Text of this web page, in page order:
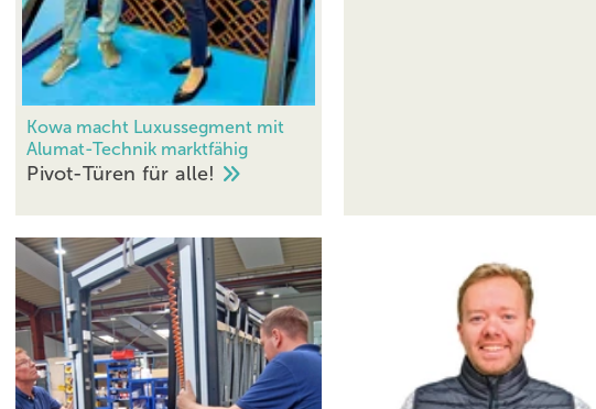
Kowa macht Luxussegment mit
Alumat-Technik marktfähig
Pivot-Türen für alle!